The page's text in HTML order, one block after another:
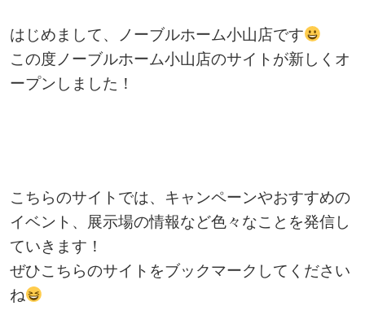
はじめまして、ノーブルホーム小山店です
この度ノーブルホーム小山店のサイトが新しくオ
ープンしました！
こちらのサイトでは、キャンペーンやおすすめの
イベント、展示場の情報など色々なことを発信し
ていきます！
ぜひこちらのサイトをブックマークしてください
ね